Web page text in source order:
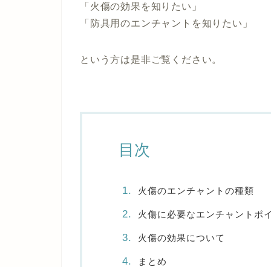
「火傷の効果を知りたい」
「防具用のエンチャントを知りたい」
という方は是非ご覧ください。
目次
火傷のエンチャントの種類
火傷に必要なエンチャントポ
火傷の効果について
まとめ